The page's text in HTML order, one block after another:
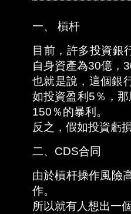
一、 槓杆
目前，許多投資銀
自身資產為30億，
也就是說，這個銀
如投資盈利5％，
150％的暴利。
反之，假如投資虧
二、CDS合同
由於槓杆操作風險
作。
所以就有人想出一